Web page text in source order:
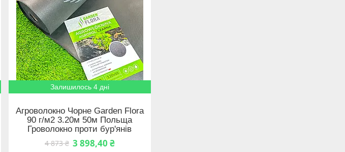
Залишилось 4 дні
Агроволокно Чорне Garden Flora
90 г/м2 3.20м 50м Польща
Гроволокно проти бур'янів
4 873 ₴ 3 898,40 ₴